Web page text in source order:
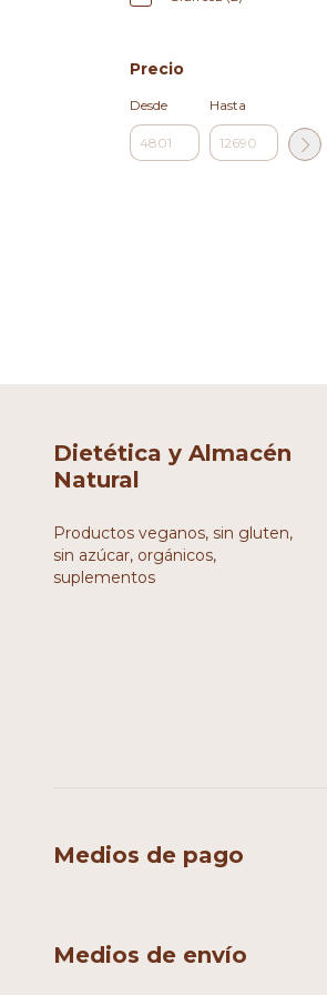
Precio
Desde Hasta
Dietética y Almacén
Natural
Productos veganos, sin gluten,
sin azúcar, orgánicos,
suplementos
Medios de pago
Medios de envío